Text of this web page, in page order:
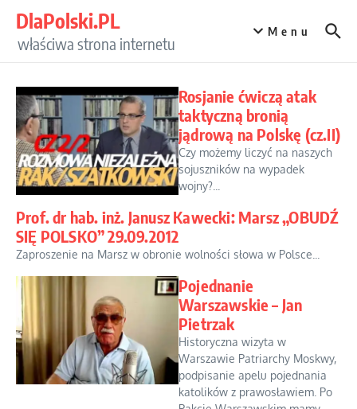
DlaPolski.PL
właściwa strona internetu
Menu
Rosjanie ćwiczą atak
taktyczną bronią
jądrową na Polskę (cz.II)
Czy możemy liczyć na naszych
sojuszników na wypadek
wojny?...
Prof. dr hab. inż. Janusz Kawecki: Marsz „OBUDŹ
SIĘ POLSKO” 29.09.2012
Zaproszenie na Marsz w obronie wolności słowa w Polsce...
Pojednanie
Warszawskie – Jan
Pietrzak
Historyczna wizyta w
Warszawie Patriarchy Moskwy,
podpisanie apelu pojednania
katolików z prawosławiem. Po